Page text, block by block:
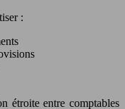
:
étroite entre comptables